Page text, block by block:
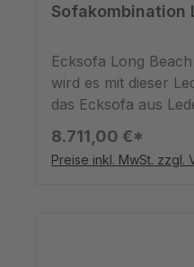
Sofakombination
Ecksofa Long
wird es mit dieser
das Ecksofa aus
glatt und weich
verleiht Ihrem
das gewisse Etwas.
Freundesgruppe
Filmeabend bei
8.711,00 €*
Preise inkl. MwSt. zzgl.